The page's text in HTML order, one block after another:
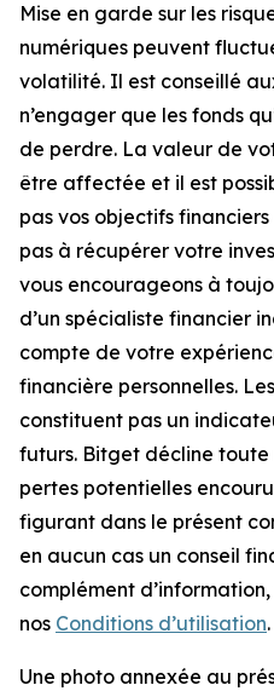
Mise en garde sur les
numériques peuvent
volatilité. Il est conseillé
n’engager que les fonds
de perdre. La valeur de
être affectée et il est
pas vos objectifs
pas à récupérer votre
vous encourageons à
d’un spécialiste financier
compte de votre
financière personnelles.
constituent pas un
futurs. Bitget décline toute
pertes potentielles
figurant dans le présent
en aucun cas un conseil
complément
nos Conditions d’utilisation.
Une photo annexée au